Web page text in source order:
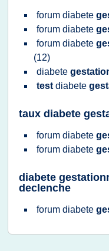
forum diabete
forum diabete
forum diabete
(12)
diabete
test diabete
taux diabete
forum diabete
forum diabete
diabete
declenche
forum diabete